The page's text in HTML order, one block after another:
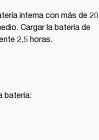
interna con más de 20
Cargar la batería de
2,5 horas.
batería: